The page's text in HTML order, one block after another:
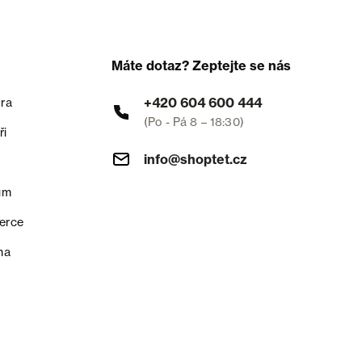
Máte dotaz? Zeptejte se nás
+420 604 600 444
(Po - Pá 8 – 18:30)
info@shoptet.cz